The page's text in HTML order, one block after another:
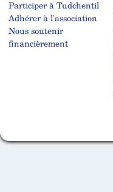
Participer à Tudchentil
Adhérer à l'association
Nous soutenir
financièrement